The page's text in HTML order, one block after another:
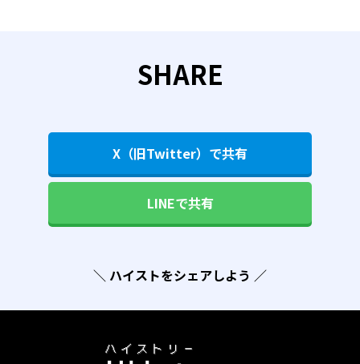
SHARE
X（旧Twitter）で共有
LINEで共有
＼ ハイストをシェアしよう ／